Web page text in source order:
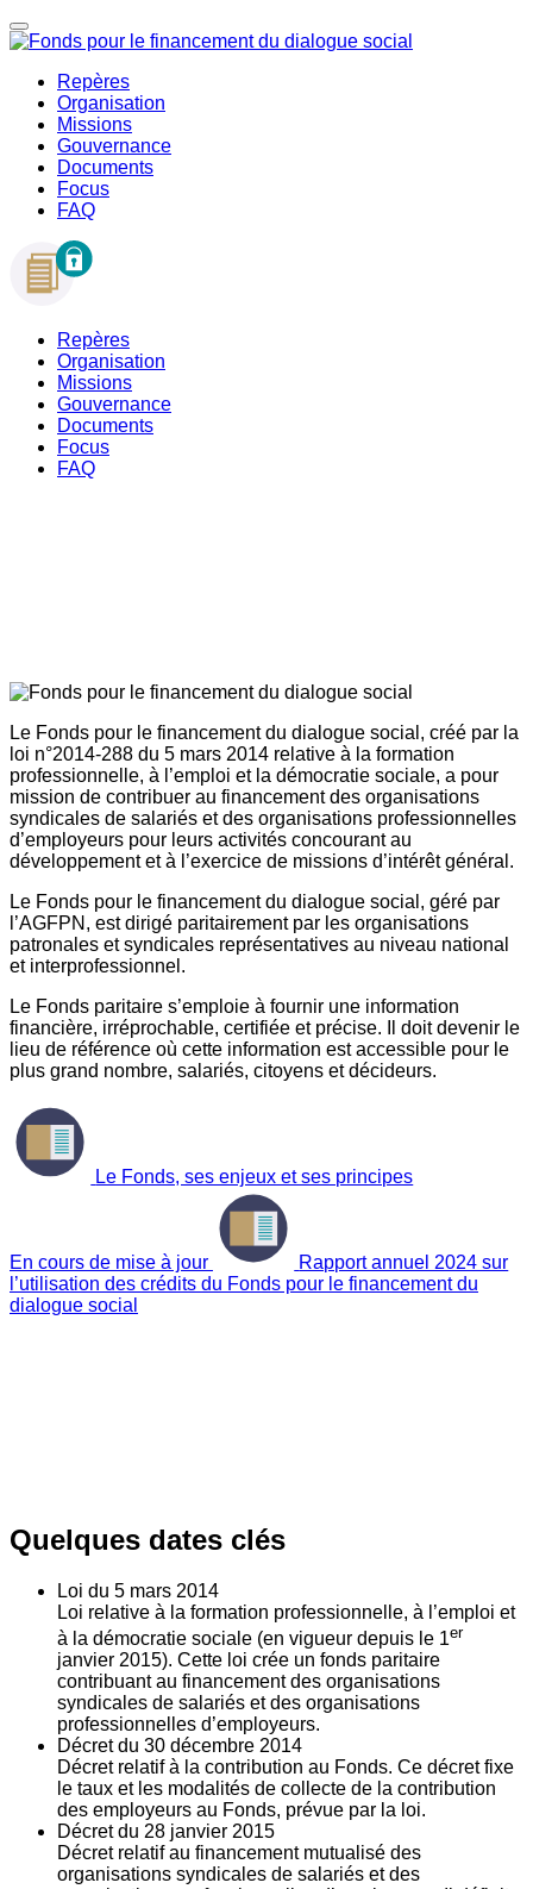
Repères
Organisation
Missions
Gouvernance
Documents
Focus
FAQ
Repères
Organisation
Missions
Gouvernance
Documents
Focus
FAQ
Le Fonds pour le financement du dialogue social, créé par la
loi n°2014-288 du 5 mars 2014 relative à la formation
professionnelle, à l’emploi et la démocratie sociale, a pour
mission de contribuer au financement des organisations
syndicales de salariés et des organisations professionnelles
d’employeurs pour leurs activités concourant au
développement et à l’exercice de missions d’intérêt général.
Le Fonds pour le financement du dialogue social, géré par
l’AGFPN, est dirigé paritairement par les organisations
patronales et syndicales représentatives au niveau national
et interprofessionnel.
Le Fonds paritaire s’emploie à fournir une information
financière, irréprochable, certifiée et précise. Il doit devenir le
lieu de référence où cette information est accessible pour le
plus grand nombre, salariés, citoyens et décideurs.
Le Fonds, ses enjeux et ses principes
En cours de mise à jour
Rapport annuel 2024 sur
l’utilisation des crédits du Fonds pour le financement du
dialogue social
Quelques dates clés
Loi du 5 mars 2014
Loi relative à la formation professionnelle, à l’emploi et
à la démocratie sociale (en vigueur depuis le 1er
janvier 2015). Cette loi crée un fonds paritaire
contribuant au financement des organisations
syndicales de salariés et des organisations
professionnelles d’employeurs.
Décret du 30 décembre 2014
Décret relatif à la contribution au Fonds. Ce décret fixe
le taux et les modalités de collecte de la contribution
des employeurs au Fonds, prévue par la loi.
Décret du 28 janvier 2015
Décret relatif au financement mutualisé des
organisations syndicales de salariés et des